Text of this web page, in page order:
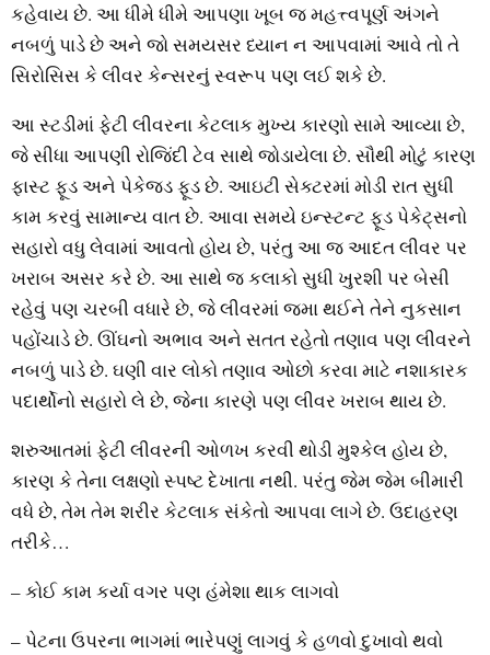
કહેવાય છે. આ ધીમે ધીમે આપણા ખૂબ જ મહત્ત્વપૂર્ણ અંગને
નબળું પાડે છે અને જો સમયસર ધ્યાન ન આપવામાં આવે તો તે
સિરોસિસ કે લીવર કેન્સરનું સ્વરૂપ પણ લઈ શકે છે.
આ સ્ટડીમાં ફેટી લીવરના કેટલાક મુખ્ય કારણો સામે આવ્યા છે,
જે સીધા આપણી રોજિંદી ટેવ સાથે જોડાયેલા છે. સૌથી મોટું કારણ
ફાસ્ટ ફૂડ અને પેકેજ્ડ ફૂડ છે. આઇટી સેક્ટરમાં મોડી રાત સુધી
કામ કરવું સામાન્ય વાત છે. આવા સમયે ઇન્સ્ટન્ટ ફૂડ પેકેટ્સનો
સહારો વધુ લેવામાં આવતો હોય છે, પરંતુ આ જ આદત લીવર પર
ખરાબ અસર કરે છે. આ સાથે જ કલાકો સુધી ખુરશી પર બેસી
રહેવું પણ ચરબી વધારે છે, જે લીવરમાં જમા થઈને તેને નુકસાન
પહોંચાડે છે. ઊંઘનો અભાવ અને સતત રહેતો તણાવ પણ લીવરને
નબળું પાડે છે. ઘણી વાર લોકો તણાવ ઓછો કરવા માટે નશાકારક
પદાર્થોનો સહારો લે છે, જેના કારણે પણ લીવર ખરાબ થાય છે.
શરુઆતમાં ફેટી લીવરની ઓળખ કરવી થોડી મુશ્કેલ હોય છે,
કારણ કે તેના લક્ષણો સ્પષ્ટ દેખાતા નથી. પરંતુ જેમ જેમ બીમારી
વધે છે, તેમ તેમ શરીર કેટલાક સંકેતો આપવા લાગે છે. ઉદાહરણ
તરીકે…
– કોઈ કામ કર્યા વગર પણ હંમેશા થાક લાગવો
– પેટના ઉપરના ભાગમાં ભારેપણું લાગવું કે હળવો દુખાવો થવો